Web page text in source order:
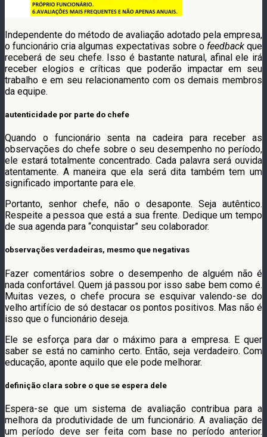
Independente do método de avaliação adotado pela empresa,
o funcionário cria algumas expectativas sobre o feedbackque
receberá de seu chefe. Isso é bastante natural, afinal ele irá
receber elogios e críticas que poderão impactar em seu
trabalho e em seu relacionamento com os demais membros
da equipe.
autenticidade por parte do chefe
Quando o funcionário senta na cadeira para receber as
observações do chefe sobre o seu desempenho no período,
ele estará totalmente concentrado. Cada palavra será ouvida
atentamente. A maneira que ela será dita também tem um
significado importante para ele.
Portanto, senhor chefe, não o desaponte. Seja autêntico.
Respeite a pessoa que está a sua frente. Dedique um tempo
de sua agenda para “conquistar” seu colaborador.
observações verdadeiras, mesmo que negativas
Fazer comentários sobre o desempenho de alguém não é
nada confortável. Quem já passou por isso sabe bem como é.
Muitas vezes, o chefe procura se esquivar valendo-se do
velho artifício de só destacar os pontos positivos. Mas não é
isso que o funcionário deseja.
Ele se esforça para dar o máximo para a empresa. E quer
saber se está no caminho certo. Então, seja verdadeiro. Com
educação, aponte aquilo que ele pode melhorar.
definição clara sobre o que se espera dele
Espera-se que um sistema de avaliação contribua para a
melhora da produtividade de um funcionário. A avaliação de
um período deve ser feita com base no período anterior.